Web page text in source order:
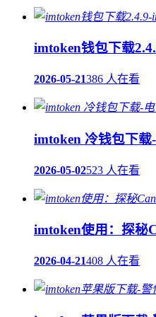
imtoken钱包下载
2026-05-21386 人在看
imtoken 冷钱包下
2026-05-02523 人在看
imtoken使用：探秘
2026-04-21408 人在看